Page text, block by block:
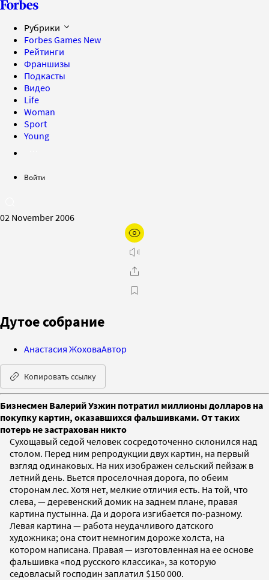
Рубрики
Forbes Games New
Рейтинги
Франшизы
Подкасты
Видео
Life
Woman
Sport
Young
Войти
02 November 2006
Дутое собрание
Анастасия ЖоховаАвтор
Копировать ссылку
Бизнесмен Валерий Узжин потратил миллионы долларов на
покупку картин, оказавшихся фальшивками. От таких
потерь не застрахован никто
Сухощавый седой человек сосредоточенно склонился над
столом. Перед ним репродукции двух картин, на первый
взгляд одинаковых. На них изображен сельский пейзаж в
летний день. Вьется проселочная дорога, по обеим
сторонам лес. Хотя нет, мелкие отличия есть. На той, что
слева, — деревенский домик на заднем плане, правая
картина пустынна. Да и дорога изгибается по-разному.
Левая картина — работа неудачливого датского
художника; она стоит немногим дороже холста, на
котором написана. Правая — изготовленная на ее основе
фальшивка «под русского классика», за которую
седовласый господин заплатил $150 000.